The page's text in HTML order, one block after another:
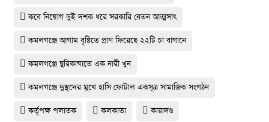
কবে নিয়োগ দুই দশক ধরে সরকারি বেতন আত্মসাৎ
কমলগঞ্জে আগাম বৃষ্টিতে প্রাণ ফিরেছে ২২টি চা বাগানে
কমলগঞ্জে ছুরিকাঘাতে এক নারী খুন
কমলগঞ্জে দুস্থদের মুখে হাসি ফোটাল একসূত্র সামাজিক সংগঠন
কর্তৃপক্ষ পলাতক কলকাতা কারাদণ্ড